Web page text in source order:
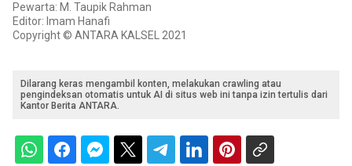
Pewarta: M. Taupik Rahman
Editor: Imam Hanafi
Copyright © ANTARA KALSEL 2021
Dilarang keras mengambil konten, melakukan crawling atau
pengindeksan otomatis untuk AI di situs web ini tanpa izin tertulis dari
Kantor Berita ANTARA.